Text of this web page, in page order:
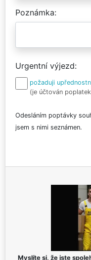
Poznámka
Urgentní výjezd
požaduji
(je účtován
Odesláním poptávky
jsem s nimi seznámen.
Myslíte si, že jste